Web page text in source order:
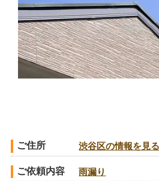
ご住所 渋谷区の情報を見る
ご依頼内容 雨漏り